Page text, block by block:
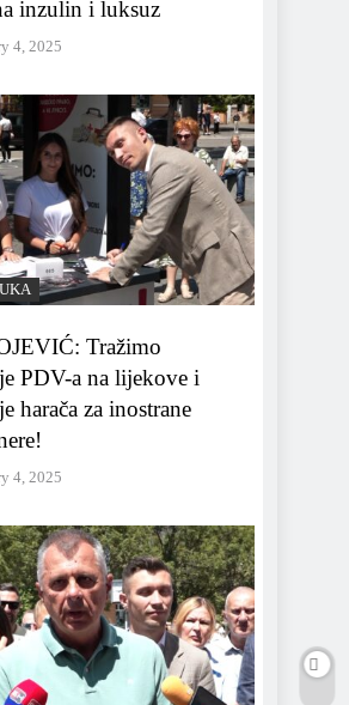
inzulin i luksuz
4, 2025
Tražimo
PDV-a na lijekove i
harača za inostrane
4, 2025